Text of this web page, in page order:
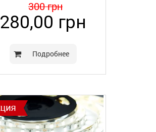
300 грн
280,00 грн
Подробнее